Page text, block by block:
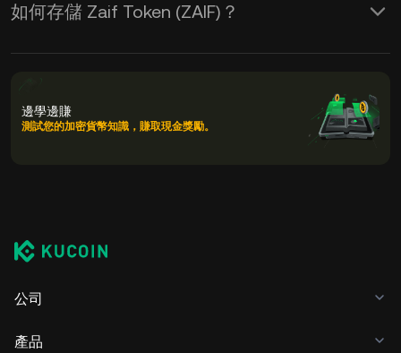
如何存儲 Zaif Token (ZAIF)？
邊學邊賺
測試您的加密貨幣知識，賺取現金獎勵。
公司
產品